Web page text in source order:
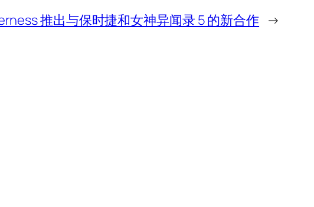
推出与保时捷和女神异闻录 5 的新合作 →